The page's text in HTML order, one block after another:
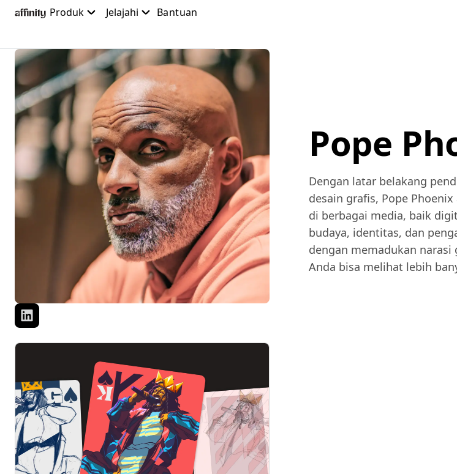
Lewati
utama
Produk Jelajahi Bantuan
Pope
Dengan latar belakang
desain grafis, Pope
di berbagai media, baik
budaya, identitas, dan
dengan memadukan
Anda bisa melihat lebih